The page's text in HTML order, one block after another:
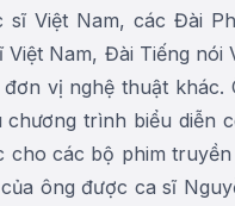
sĩ Việt Nam, các Đài
Nam, Đài Tiếng
vị nghệ thuật
trình biểu diễn
các bộ phim
ông được ca sĩ